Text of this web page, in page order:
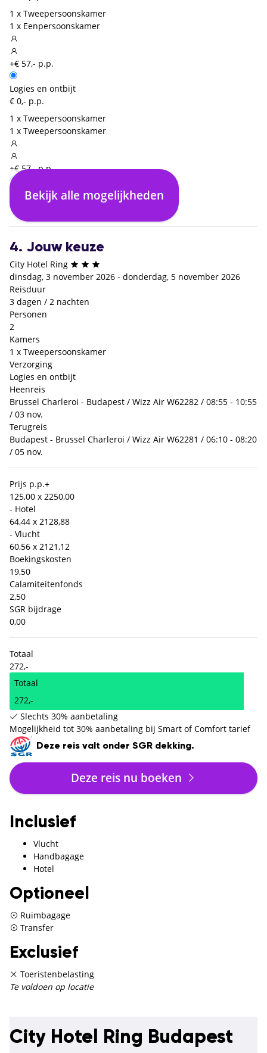
1 x Tweepersoonskamer
1 x Eenpersoonskamer
+€ 57,- p.p.
Logies en ontbijt
€ 0,- p.p.
1 x Tweepersoonskamer
1 x Tweepersoonskamer
+€ 57,- p.p.
Logies en ontbijt
€ 0,- p.p.
Bekijk alle mogelijkheden
4. Jouw keuze
City Hotel Ring
dinsdag, 3 november 2026 - donderdag, 5 november 2026
Reisduur
3 dagen / 2 nachten
Personen
2
Kamers
1 x Tweepersoonskamer
Verzorging
Logies en ontbijt
Heenreis
Brussel Charleroi - Budapest / Wizz Air W62282 / 08:55 - 10:55
/ 03 nov.
Terugreis
Budapest - Brussel Charleroi / Wizz Air W62281 / 06:10 - 08:20
/ 05 nov.
Prijs p.p.+
125,00 x 2250,00
- Hotel
64,44 x 2128,88
- Vlucht
60,56 x 2121,12
Boekingskosten
19,50
Calamiteitenfonds
2,50
SGR bijdrage
0,00
Totaal
272,-
Totaal
272,-
Slechts 30% aanbetaling
Mogelijkheid tot 30% aanbetaling bij Smart of Comfort tarief
Deze reis valt onder SGR dekking.
Deze reis nu boeken
Inclusief
Vlucht
Handbagage
Hotel
Optioneel
Ruimbagage
Transfer
Exclusief
Toeristenbelasting
Te voldoen op locatie
City Hotel Ring Budapest